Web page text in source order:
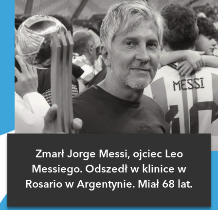
Zmarł Jorge Messi, ojciec Leo
Messiego. Odszedł w klinice w
Rosario w Argentynie. Miał 68 lat.